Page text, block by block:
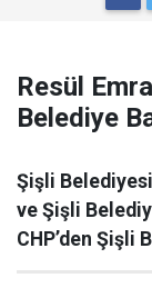
Resül
Belediye
Şişli Belediyesi
ve Şişli
CHP’den Şişli